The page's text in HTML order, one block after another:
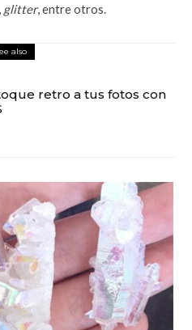
glitter, entre otros.
also
retro a tus fotos con